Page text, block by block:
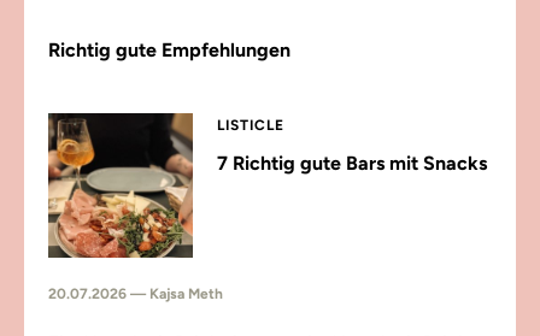
Richtig gute Empfehlungen
LISTICLE
7 Richtig gute Bars mit Snacks
20.07.2026 — Kajsa Meth